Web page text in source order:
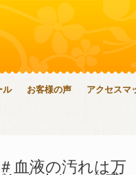
ル お客様の声 アクセスマ
血液の汚れは万